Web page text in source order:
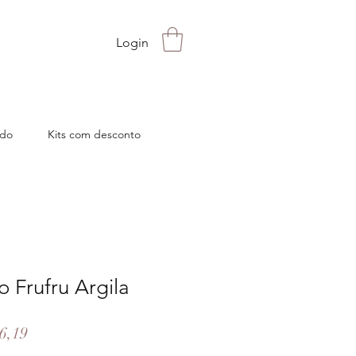
Login
Kits com desconto
Frufru Argila
Preço